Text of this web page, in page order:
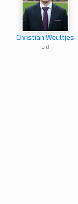
Christian Weultjes
Lid